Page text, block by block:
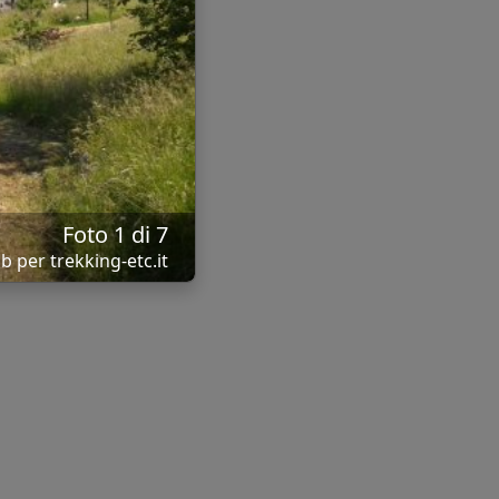
Foto 1 di 7
per trekking-etc.it